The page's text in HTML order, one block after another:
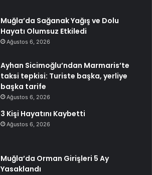
Muğla’da Sağanak Yağış ve Dolu
Hayatı Olumsuz Etkiledi
Ağustos 6, 2026
Ayhan Sicimoğlu’ndan Marmaris’te
taksi tepkisi: Turiste başka, yerliye
başka tarife
Ağustos 6, 2026
3 Kişi Hayatını Kaybetti
Ağustos 6, 2026
Muğla’da Orman Girişleri 5 Ay
Yasaklandı